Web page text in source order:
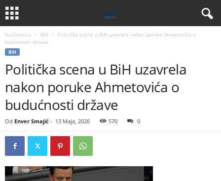
Naslovnica BIH
Politička scena u BiH uzavrela nakon poruke Ahmetovića o
budućnosti države
BIH
Politička scena u BiH uzavrela
nakon poruke Ahmetovića o
budućnosti države
Od Enver Smajić - 13 Maja, 2026 570 0